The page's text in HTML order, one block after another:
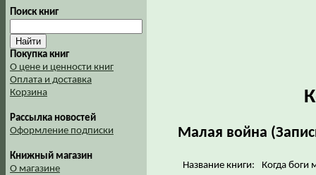
Поиск книг
Покупка книг
О цене и ценности книг
Оплата и доставка
Корзина
Рассылка новостей
Оформление подписки
Книжный магазин
О магазине
Малая война
Название книги:
Когда боги